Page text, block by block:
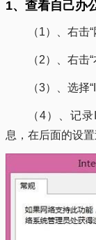
1、查看自己办
（1）、右
（2）、右
（3）、选择
（4）、记
息，在后面的设置